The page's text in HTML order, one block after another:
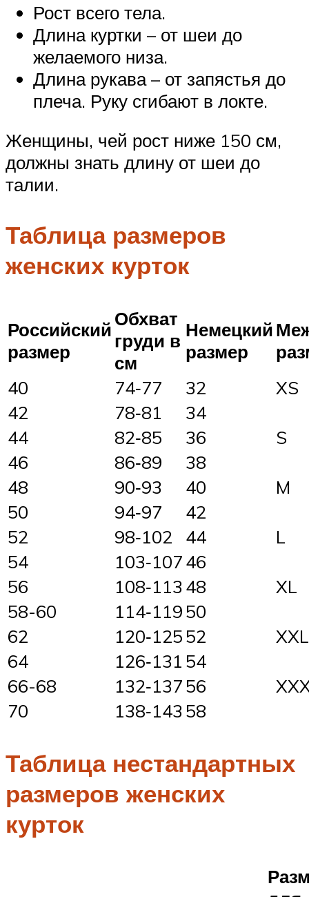
Рост всего тела.
Длина куртки – от шеи до
желаемого низа.
Длина рукава – от запястья до
плеча. Руку сгибают в локте.
Женщины, чей рост ниже 150 см,
должны знать длину от шеи до
талии.
Таблица размеров
женских курток
Российский
размер
Обхват
груди в
см
Немецкий
размер
40
74‑77 32
XS
42
78‑81
34
44
82‑85 36
S
46
86‑89
38
48
90‑93 40
M
50
94‑97
42
52
98‑102 44
L
54
103‑10746
56
108‑113 48
XL
58-60
114‑11950
62
120‑12552
XXL
64
126‑131 54
66-68
132‑13756
70
138‑143 58
Таблица нестандартных
размеров женских
курток